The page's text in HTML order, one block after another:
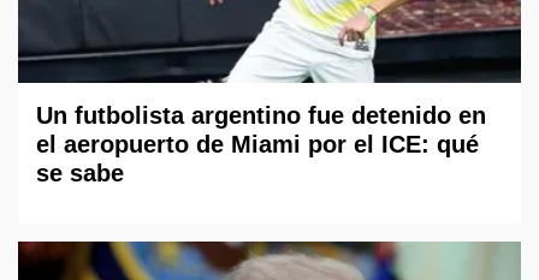
Un futbolista argentino fue detenido en
el aeropuerto de Miami por el ICE: qué
se sabe